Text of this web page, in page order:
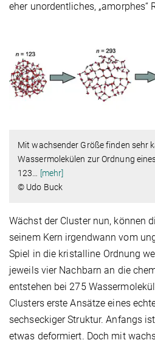
eher unordentliches, „amorphes“
Mit wachsender Größe finden sehr
Wassermolekülen zur Ordnung
123… [mehr]
© Udo Buck
Wächst der Cluster nun, können
seinem Kern irgendwann vom
Spiel in die kristalline Ordnung
jeweils vier Nachbarn an die
entstehen bei 275
Clusters erste Ansätze eines
sechseckiger Struktur. Anfangs
etwas deformiert. Doch mit